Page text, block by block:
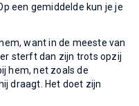
een gemiddelde kun je je
want in de meeste van
sterft dan zijn trots opzij
hem, net zoals de
draagt. Het doet zijn